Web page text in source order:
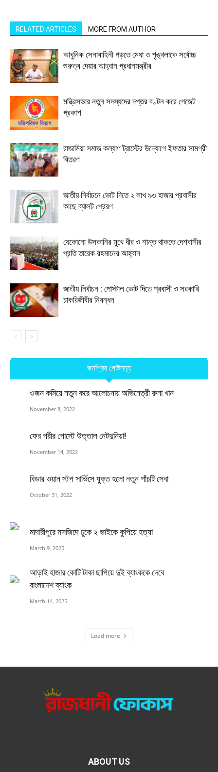
RELATED ARTICLES MORE FROM AUTHOR
আধুনিক সেনাবাহিনী গড়তে মেধা ও শৃঙ্খলাকে সর্বোচ্চ
গুরুত্ব দেয়ার আহ্বান প্রধানমন্ত্রীর
মন্ত্রিসভার নতুন সদস্যদের দপ্তর বণ্টন করে গেজেট
প্রকাশ
রাজামিয়া সমাজ কল্যাণ ট্রাস্টের উদ্যোগে ইফতার সামগ্রী
বিতরণ
জাতীয় নির্বাচনে ভোট দিতে ২ লাখ ৯৩ হাজার প্রবাসীর
কাছে ব্যালট প্রেরণ
যেকোনো উসকানির মুখে ধীর ও শান্ত থাকতে দেশবাসীর
প্রতি তারেক রহমানের আহ্বান
জাতীয় নির্বাচন : পোস্টাল ভোট দিতে প্রবাসী ও সরকারি
চাকরিজীবীর নিবন্ধন
জনপ্রিয় পোষ্টসমূহ
ওজন কমিয়ে নতুন করে আলোচনায় অভিনেত্রী রুনা খান
November 8, 2022
ফের পরীর পোস্টে উত্তাল নেটদুনিয়া!
November 14, 2022
বিডার ওয়ান স্টপ সার্ভিসে যুক্ত হলো নতুন পাঁচটি সেবা
October 31, 2022
মাদারীপুরে মসজিদে ঢুকে ২ ভাইকে কুপিয়ে হত্যা
March 9, 2025
আড়াই হাজার কোটি টাকা ছাপিয়ে দুই ব্যাংককে দেবে
বাংলাদেশ ব্যাংক
March 14, 2025
Load more
ABOUT US